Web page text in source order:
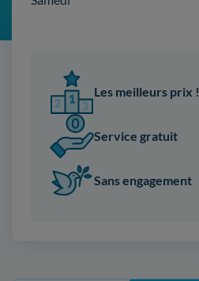
Les meilleurs prix !
Service gratuit
Sans engagement